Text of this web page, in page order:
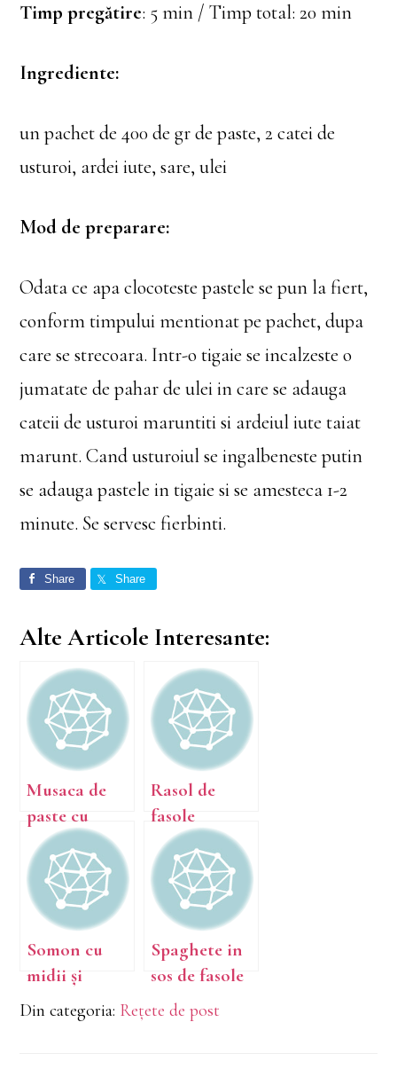
Timp pregătire: 5 min / Timp total: 20 min
Ingrediente:
un pachet de 400 de gr de paste, 2 catei de
usturoi, ardei iute, sare, ulei
Mod de preparare:
Odata ce apa clocoteste pastele se pun la fiert,
conform timpului mentionat pe pachet, dupa
care se strecoara. Intr-o tigaie se incalzeste o
jumatate de pahar de ulei in care se adauga
cateii de usturoi maruntiti si ardeiul iute taiat
marunt. Cand usturoiul se ingalbeneste putin
se adauga pastele in tigaie si se amesteca 1-2
minute. Se servesc fierbinti.
Share Share
Alte Articole Interesante:
Musaca de
paste cu
ciuperci
Rasol de
fasole
Somon cu
midii și
tagliatelle
Spaghete in
sos de fasole
verde
Din categoria: Rețete de post